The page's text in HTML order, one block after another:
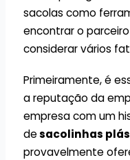
sacolas como
encontrar o
considerar vários
Primeiramente, é
a reputação da
empresa com um
desacolinhas
provavelmente